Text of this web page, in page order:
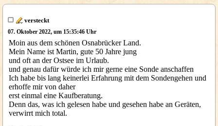
versteckt
07. Oktober 2022, um 15:35:46 Uhr
Moin aus dem schönen Osnabrücker Land.
Mein Name ist Martin, gute 50 Jahre jung
und oft an der Ostsee im Urlaub.
und genau dafür würde ich mir gerne eine Sonde anschaffen
Ich habe bis lang keinerlei Erfahrung mit dem Sondengehen und
erhoffe mir von daher
erst einmal eine Kaufberatung.
Denn das, was ich gelesen habe und gesehen habe an Geräten,
verwirrt mich total.